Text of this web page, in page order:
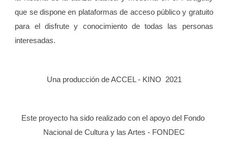
que se dispone en plataformas de acceso público y gratuito
para el disfrute y conocimiento de todas las personas
interesadas.
Una producción de ACCEL - KINO  2021
Este proyecto ha sido realizado con el apoyo del Fondo
Nacional de Cultura y las Artes - FONDEC